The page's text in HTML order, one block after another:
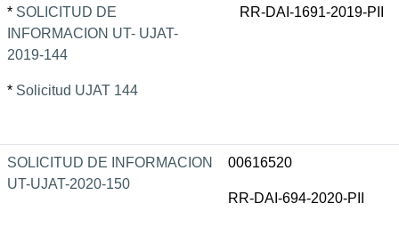
* SOLICITUD DE
INFORMACION UT- UJAT-
2019-144
* Solicitud UJAT 144
RR-DAI-1691-2019-PII
SOLICITUD DE INFORMACION
UT-UJAT-2020-150
00616520
RR-DAI-694-2020-PII